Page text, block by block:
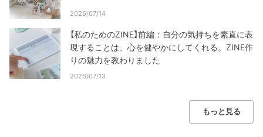
2026/07/14
【私のためのZINE】前編：自分の気持ちを素直に表
現することは、心を健やかにしてくれる。ZINE作
りの魅力を教わりました
2026/07/13
もっと見る